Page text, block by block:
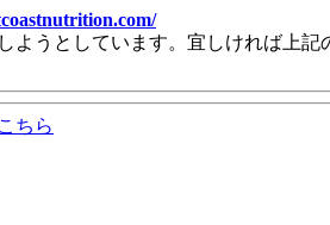
ようとしています。宜しければ上
こちら